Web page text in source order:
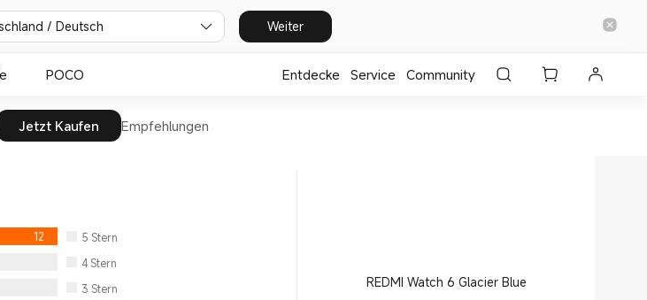
/ Deutsch Weiter
POCO Entdecke ⁣Service Community
Jetzt Kaufen Empfehlungen
12 5 Stern
4 Stern
3 Stern
REDMI Watch 6 Glacier Blue